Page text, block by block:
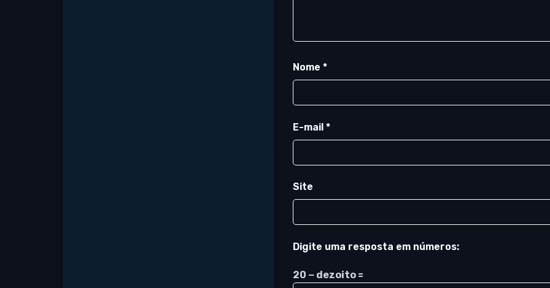
Nome*
E-mail*
Site
Digite uma resposta em números:
20 − dezoito =